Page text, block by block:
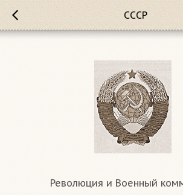
СССР
Революция и Военный